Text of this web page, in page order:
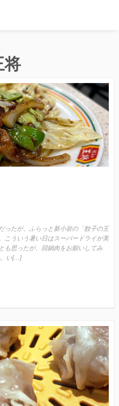
将
ったが、ふらっと新小岩の「餃子の王
こういう暑い日はスーパードライが美
も思ったが、回鍋肉をお願いしてみ
。い[…]